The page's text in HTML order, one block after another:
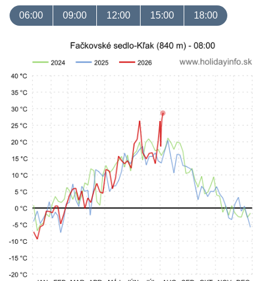
06:00 09:00 12:00 15:00 18:00